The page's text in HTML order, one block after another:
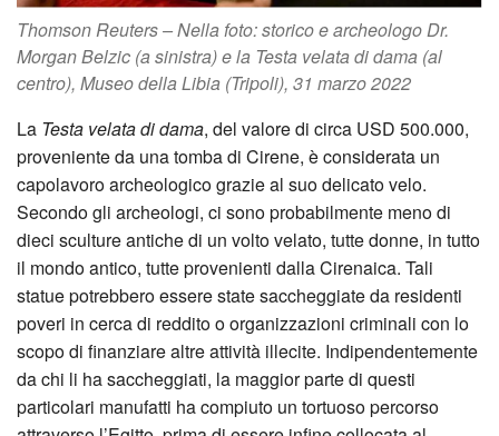
Thomson Reuters – Nella foto: storico e archeologo Dr.
Morgan Belzic (a sinistra) e la Testa velata di dama (al
centro), Museo della Libia (Tripoli), 31 marzo 2022
La Testa velata di dama, del valore di circa USD 500.000,
proveniente da una tomba di Cirene, è considerata un
capolavoro archeologico grazie al suo delicato velo.
Secondo gli archeologi, ci sono probabilmente meno di
dieci sculture antiche di un volto velato, tutte donne, in tutto
il mondo antico, tutte provenienti dalla Cirenaica. Tali
statue potrebbero essere state saccheggiate da residenti
poveri in cerca di reddito o organizzazioni criminali con lo
scopo di finanziare altre attività illecite. Indipendentemente
da chi li ha saccheggiati, la maggior parte di questi
particolari manufatti ha compiuto un tortuoso percorso